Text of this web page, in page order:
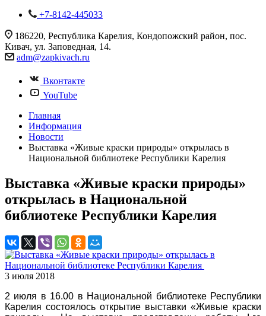
+7-8142-445033
186220, Республика Карелия, Кондопожский район, пос.
Кивач, ул. Заповедная, 14.
adm@zapkivach.ru
Вконтакте
YouTube
Главная
Информация
Новости
Выставка «Живые краски природы» открылась в
Национальной библиотеке Республики Карелия
Выставка «Живые краски природы»
открылась в Национальной
библиотеке Республики Карелия
3 июля 2018
2 июля в 16.00 в Национальной библиотеке Республики
Карелия состоялось открытие выставки «Живые краски